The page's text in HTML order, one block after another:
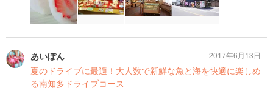
あいぽん
夏のドライブに最適！大人数で新鮮な魚と海を快適に楽しめ
る南知多ドライブコース
2017年6月13日